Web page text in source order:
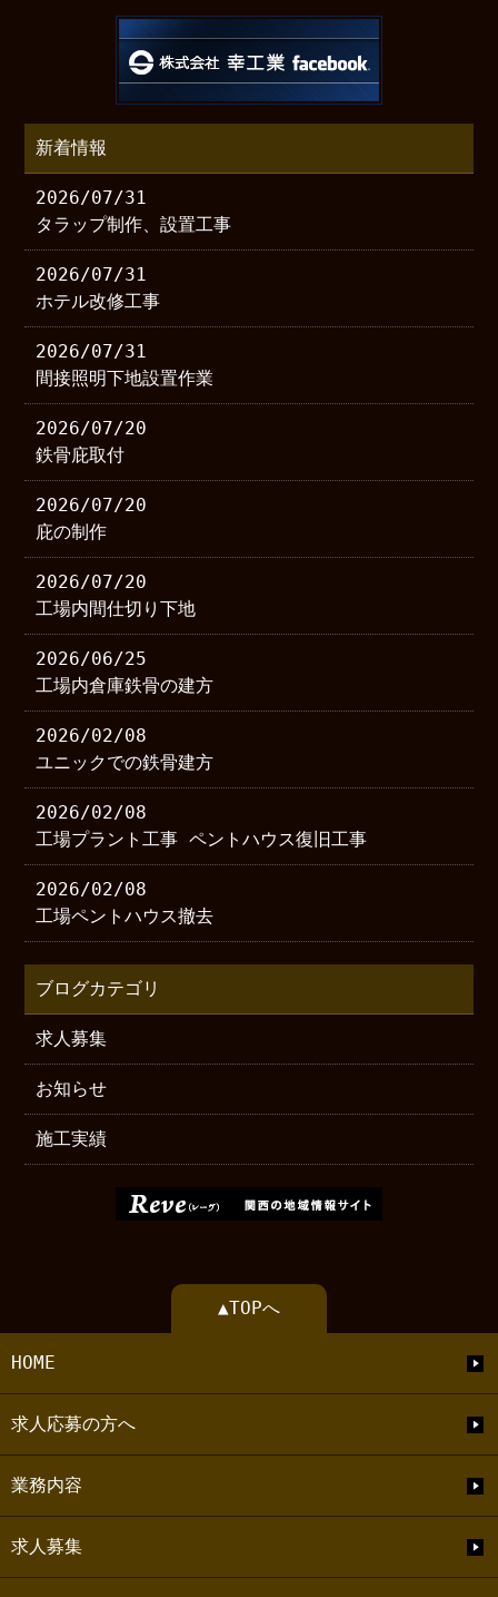
新着情報
2026/07/31
タラップ制作、設置工事
2026/07/31
ホテル改修工事
2026/07/31
間接照明下地設置作業
2026/07/20
鉄骨庇取付
2026/07/20
庇の制作
2026/07/20
工場内間仕切り下地
2026/06/25
工場内倉庫鉄骨の建方
2026/02/08
ユニックでの鉄骨建方
2026/02/08
工場プラント工事 ペントハウス復旧工事
2026/02/08
工場ペントハウス撤去
ブログカテゴリ
求人募集
お知らせ
施工実績
▲TOPへ
HOME
求人応募の方へ
業務内容
求人募集